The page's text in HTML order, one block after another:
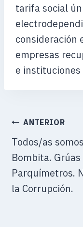
tarifa social
consideración
empresas
e
ANTERIOR
Todos/as somos
Bombita. Grúas
Parquímetros.
la Corrupción.